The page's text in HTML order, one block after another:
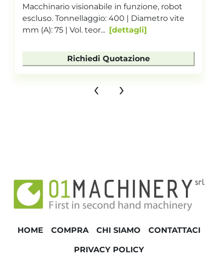
Macchinario visionabile in funzione, robot
escluso. Tonnellaggio: 400 | Diametro vite
mm (A): 75 | Vol. teor...
dettagli
Richiedi Quotazione
‹ ›
HOME COMPRA CHI SIAMO CONTATTACI
PRIVACY POLICY